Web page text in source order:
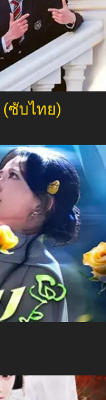
(ซับไทย)